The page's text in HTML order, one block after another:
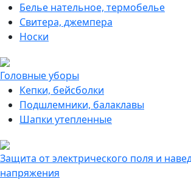
Белье нательное, термобелье
Свитера, джемпера
Носки
Головные уборы
Кепки, бейсболки
Подшлемники, балаклавы
Шапки утепленные
Защита от электрического поля и
напряжения